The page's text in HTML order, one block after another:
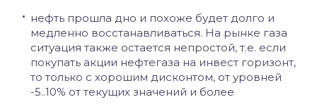
нефть прошла дно и похоже будет долго и
медленно восстанавливаться. На рынке газа
ситуация также остается непростой, т.е. если
покупать акции нефтегаза на инвест горизонт,
то только с хорошим дисконтом, от уровней
-5..10% от текущих значений и более